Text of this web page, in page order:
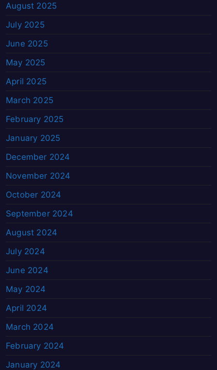
August 2025
July 2025
June 2025
May 2025
April 2025
March 2025
February 2025
January 2025
December 2024
November 2024
October 2024
September 2024
August 2024
July 2024
June 2024
May 2024
April 2024
March 2024
February 2024
January 2024